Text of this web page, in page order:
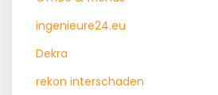
ingenieure24.eu
Dekra
rekon interschaden